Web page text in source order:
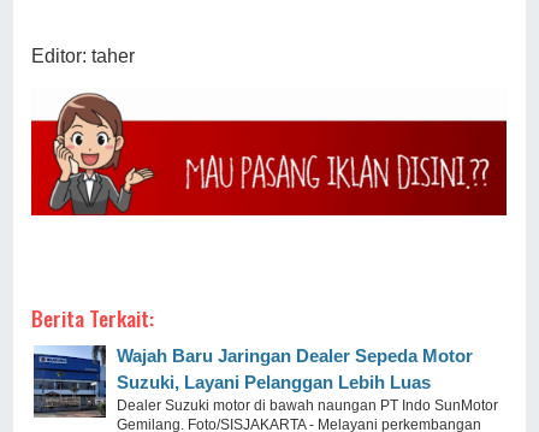
Editor: taher
Berita Terkait:
Wajah Baru Jaringan Dealer Sepeda Motor
Suzuki, Layani Pelanggan Lebih Luas
Dealer Suzuki motor di bawah naungan PT Indo SunMotor
Gemilang. Foto/SISJAKARTA - Melayani perkembangan